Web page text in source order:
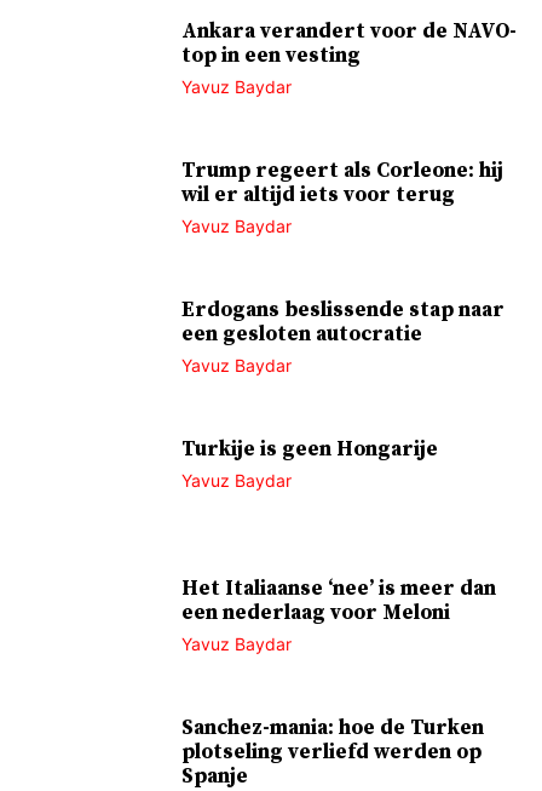
Ankara verandert voor de NAVO-
top in een vesting
Yavuz Baydar
Trump regeert als Corleone: hij
wil er altijd iets voor terug
Yavuz Baydar
Erdogans beslissende stap naar
een gesloten autocratie
Yavuz Baydar
Turkije is geen Hongarije
Yavuz Baydar
Het Italiaanse ‘nee’ is meer dan
een nederlaag voor Meloni
Yavuz Baydar
Sanchez-mania: hoe de Turken
plotseling verliefd werden op
Spanje